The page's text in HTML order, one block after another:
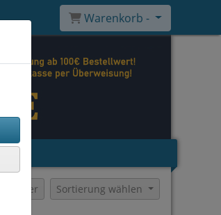
Warenkorb -
Sortierung wählen
Filter